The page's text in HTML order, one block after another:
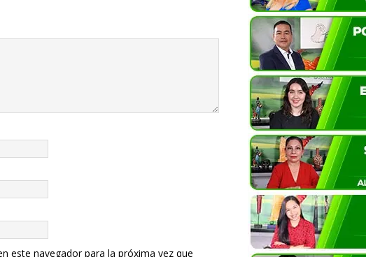
este navegador para la próxima vez que